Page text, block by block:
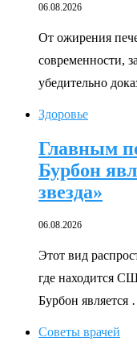
06.08.2026
От ожирения
современности,
убедительно
Здоровье
Главным
Бурбон
звезда»
06.08.2026
Этот вид
где находится
Бурбон является
Советы врачей